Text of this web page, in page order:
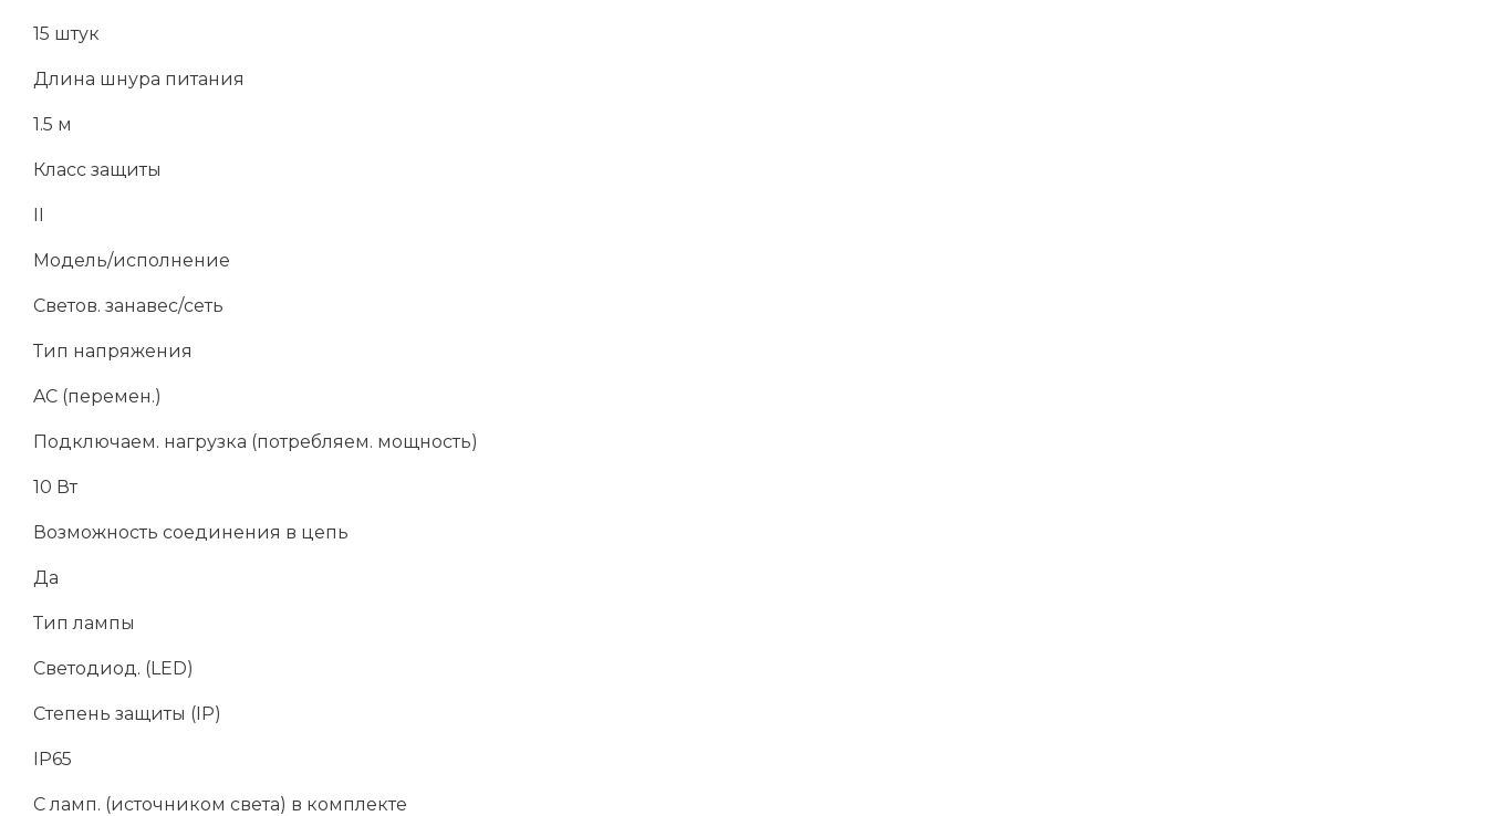
15 штук
Длина шнура питания
1.5 м
Класс защиты
II
Модель/исполнение
Светов. занавес/сеть
Тип напряжения
AC (перемен.)
Подключаем. нагрузка (потребляем. мощность)
10 Вт
Возможность соединения в цепь
Да
Тип лампы
Светодиод. (LED)
Степень защиты (IP)
IP65
С ламп. (источником света) в комплекте